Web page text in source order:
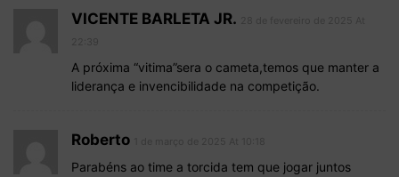
VICENTE BARLETA JR.
A próxima “vitima”sera o cameta,temos que manter a
liderança e invencibilidade na competição.
Roberto
Parabéns ao time a torcida tem que jogar juntos